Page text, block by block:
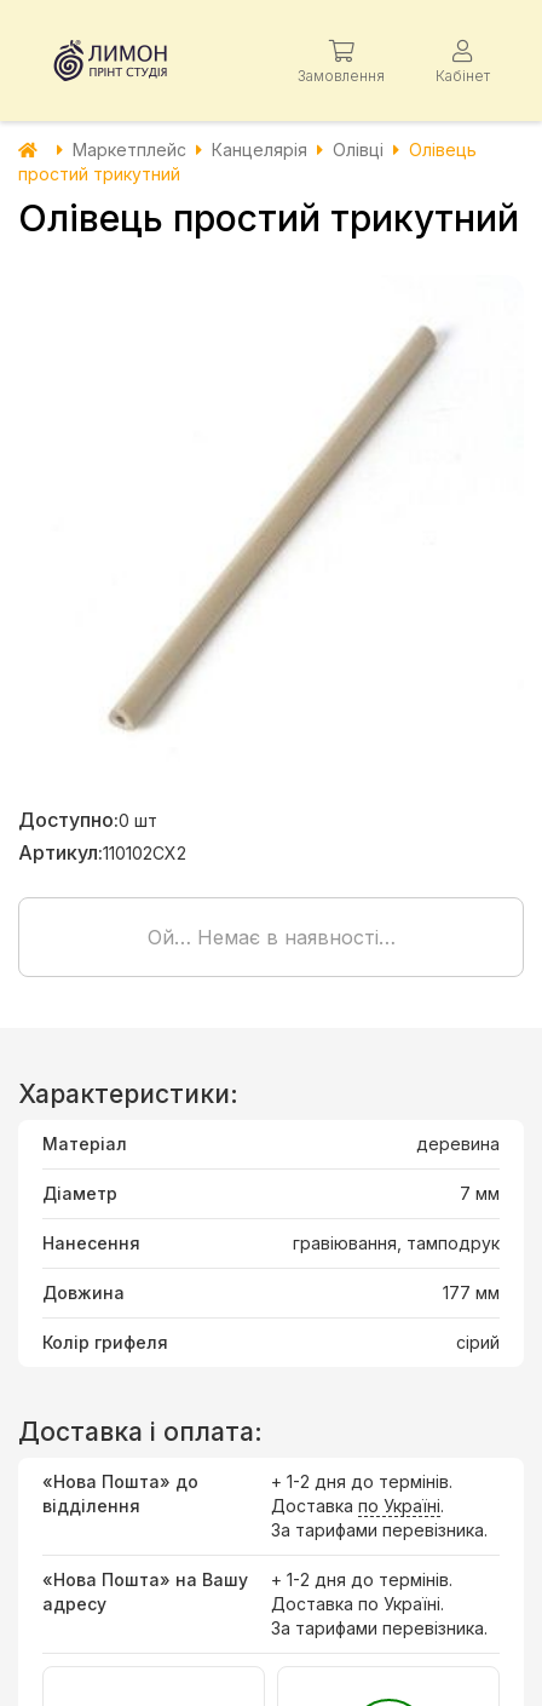
Замовлення Кабінет
Маркетплейс Канцелярія Олівці
Олівець
простий трикутний
Олівець простий трикутний
Доступно:0 шт
Артикул:110102CX2
Ой… Немає в наявності…
Характеристики:
Матеріал деревина
Діаметр 7 мм
Нанесення гравіювання, тамподрук
Довжина 177 мм
Колір грифеля сірий
Доставка і оплата:
«Нова Пошта» до
відділення
+ 1-2 дня до термінів.
Доставка по Україні.
За тарифами перевізника.
«Нова Пошта» на Вашу
адресу
+ 1-2 дня до термінів.
Доставка по Україні.
За тарифами перевізника.